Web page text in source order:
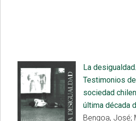
La desigualdad.
Testimonios
sociedad
última década
Bengoa, José;